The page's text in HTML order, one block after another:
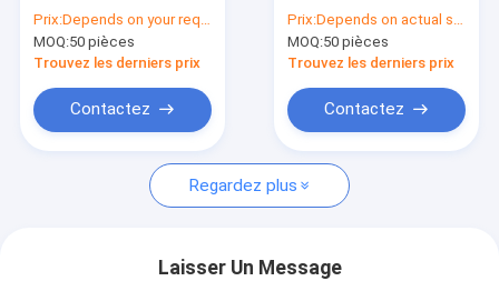
Demande de soumission
Vitrine de lunettes de soleil
Support d'affichage de chaussure
présentoirs de
Slatwall de manière
du blanc 2
Prix:Depends on your requirements
MOQ:50 pièces
Trouvez les derniers prix
Contactez
plancher de manière
badine le rayonnage
d'affichage de jouet
Prix:Depends on actual specifications
MOQ:50 pièces
Trouvez les derniers prix
Contactez
Regardez plus
Laisser Un Message